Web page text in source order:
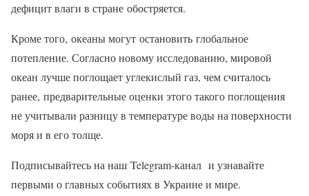
дефицит влаги в стране обостряется.
Кроме того, океаны могут остановить глобальное
потепление. Согласно новому исследованию, мировой
океан лучше поглощает углекислый газ, чем считалось
ранее, предварительные оценки этого такого поглощения
не учитывали разницу в температуре воды на поверхности
моря и в его толще.
Подписывайтесь на наш Telegram-канал и узнавайте
первыми о главных событиях в Украине и мире.